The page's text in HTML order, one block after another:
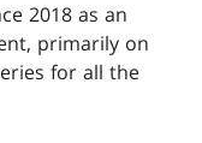
2018 as an
primarily on
for all the